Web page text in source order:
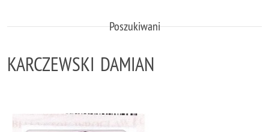
Poszukiwani
KARCZEWSKI DAMIAN